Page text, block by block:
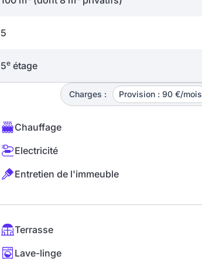
5
5e étage
Charges : Provision : 90 €/mois
Chauffage
Electricité
Entretien de l'immeuble
Terrasse
Lave-linge